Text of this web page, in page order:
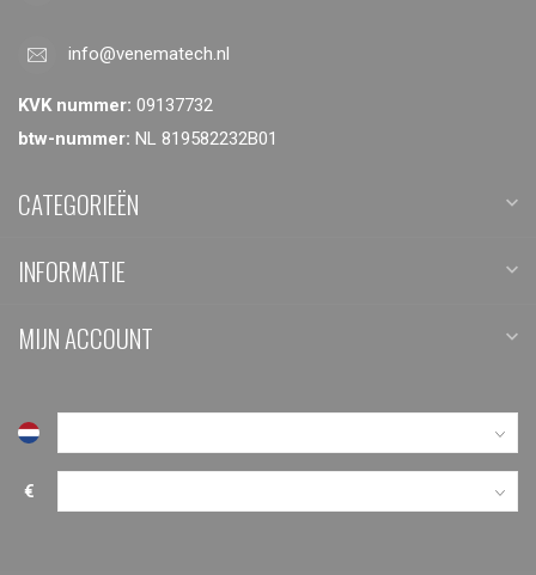
info@venematech.nl
KVK nummer: 09137732
btw-nummer: NL 819582232B01
CATEGORIEËN
INFORMATIE
MIJN ACCOUNT
€